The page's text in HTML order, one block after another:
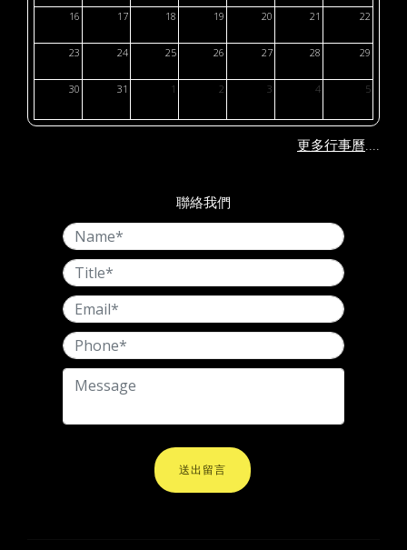
16 17 18 19 20 21 22
23 24 25 26 27 28 29
30 31 1 2 3 4 5
更多行事曆....
聯絡我們
送出留言